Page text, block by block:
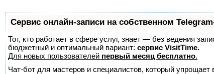
Сервис онлайн-записи на собственном
Тот, кто работает в сфере услуг, знает — без ведения
бюджетный и оптимальный вариант: сервис VisitTime.
Для новых пользователей первый месяц бесплатно.
Чат-бот для мастеров и специалистов, который упрощает